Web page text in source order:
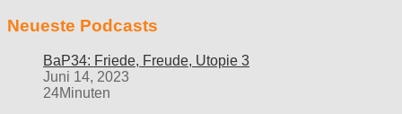
Neueste Podcasts
BaP34: Friede, Freude, Utopie 3
Juni 14, 2023
24Minuten